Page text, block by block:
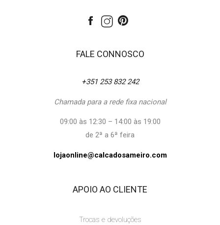
FALE CONNOSCO
+351 253 832 242
Chamada para a rede fixa nacional
09:00 às 12:30 – 14:00 às 19:00
de 2ª a 6ª feira
lojaonline@calcadosameiro.com
APOIO AO CLIENTE
Trocas e devoluções